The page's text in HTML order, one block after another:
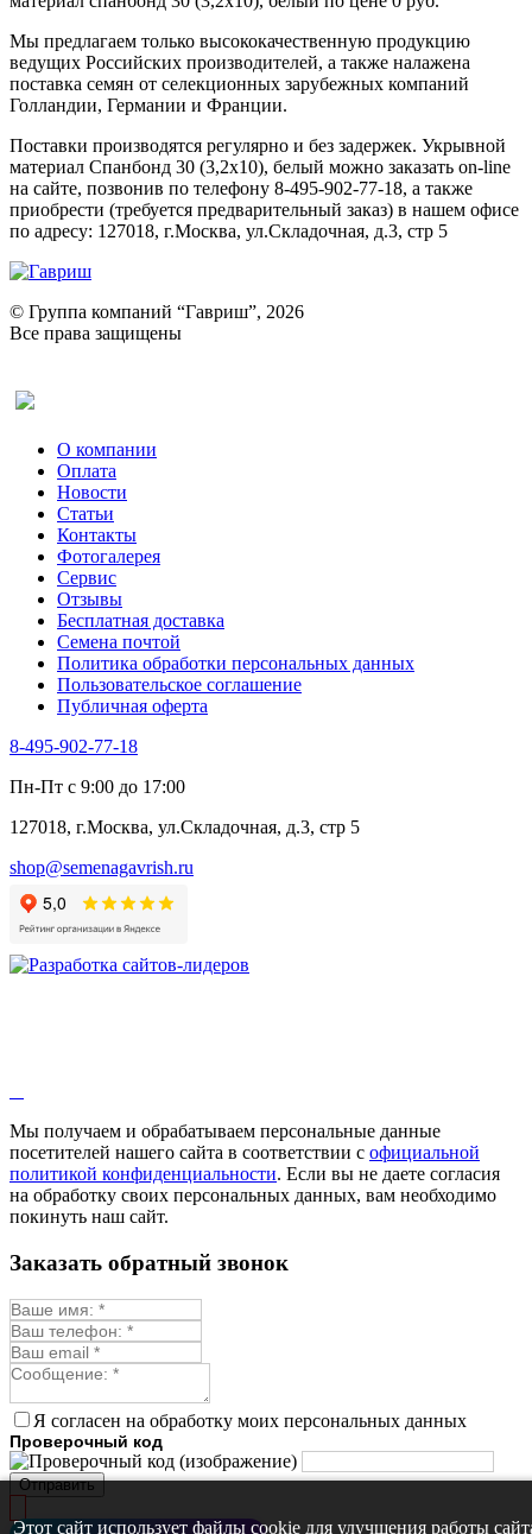
Мы предлагаем только высококачественную продукцию
ведущих Российских производителей, а также налажена
поставка семян от селекционных зарубежных компаний
Голландии, Германии и Франции.
Поставки производятся регулярно и без задержек. Укрывной
материал Спанбонд 30 (3,2х10), белый можно заказать on-line
на сайте, позвонив по телефону 8-495-902-77-18, а также
приобрести (требуется предварительный заказ) в нашем офисе
по адресу: 127018, г.Москва, ул.Складочная, д.3, стр 5
© Группа компаний “Гавриш”, 2026
Все права защищены
О компании
Оплата
Новости
Статьи
Контакты
Фотогалерея​
Сервис
Отзывы
Бесплатная доставка
Семена почтой
Политика обработки персональных данных
Пользовательское соглашение
Публичная оферта
8-495-902-77-18
Пн-Пт с 9:00 до 17:00
127018, г.Москва, ул.Складочная, д.3, стр 5
shop@semenagavrish.ru
Мы получаем и обрабатываем персональные данные
посетителей нашего сайта в соответствии с официальной
политикой конфиденциальности. Если вы не даете согласия
на обработку своих персональных данных, вам необходимо
покинуть наш сайт.
Этот сайт использует файлы cookie для улучшения работы
Заказать обратный звонок
Я согласен на обработку моих персональных данных
Проверочный код
Отправить